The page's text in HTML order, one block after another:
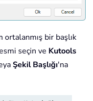
bir başlık
seçin ve Kutools
Şekil Başlığı'na